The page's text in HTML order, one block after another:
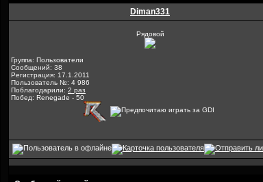
Diman331
Рядовой
Группа: Пользователи
Сообщений: 38
Регистрация: 17.1.2011
Пользователь №: 4 986
Поблагодарили: 2 раз
Побед: Renegade - 50